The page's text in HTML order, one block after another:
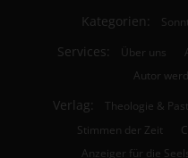
Kategorien:
Services: Über uns
Autor
Verlag: Theologie &
Stimmen der Zeit
Anzeiger für die